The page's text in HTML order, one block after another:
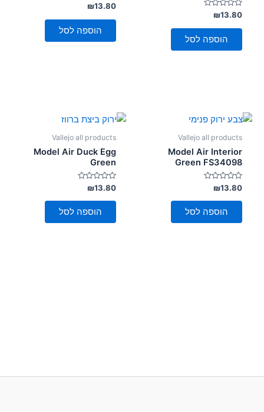
דורג
0
מתוך
₪13.80
הוספה לסל
דורג
0
מתוך
₪13.80
הוספה לסל
Vallejo all products
Model Air Interior
Green FS34098
דורג
0
מתוך
₪13.80
הוספה לסל
Vallejo all products
Model Air Duck Egg
Green
דורג
0
מתוך
₪13.80
הוספה לסל